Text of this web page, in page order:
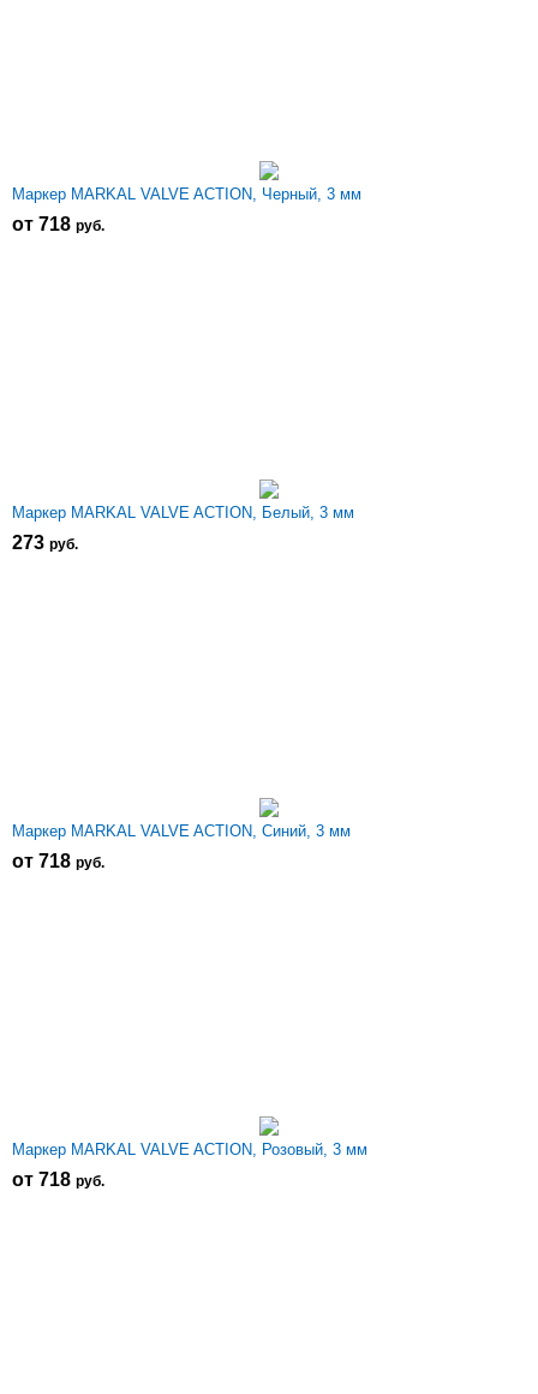
Маркер MARKAL VALVE ACTION, Черный, 3 мм
от 718 руб.
Маркер MARKAL VALVE ACTION, Белый, 3 мм
273 руб.
Маркер MARKAL VALVE ACTION, Синий, 3 мм
от 718 руб.
Маркер MARKAL VALVE ACTION, Розовый, 3 мм
от 718 руб.